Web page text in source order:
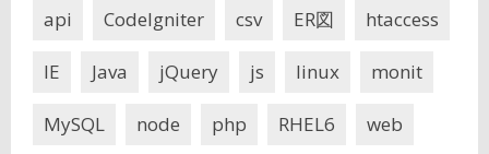
api CodeIgniter csv ER図 htaccess
IE Java jQuery js linux monit
MySQL node php RHEL6 web